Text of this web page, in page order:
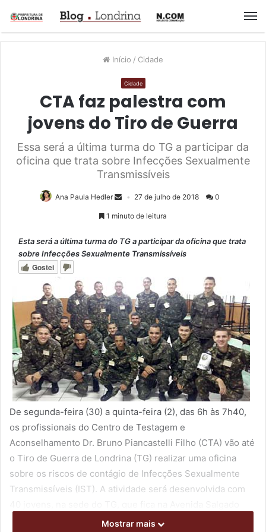
Início / Cidade
Cidade
CTA faz palestra com
jovens do Tiro de Guerra
Essa será a última turma do TG a participar da
oficina que trata sobre Infecções Sexualmente
Transmissíveis
Ana Paula Hedler 27 de julho de 2018 0
1 minuto de leitura
Esta será a última turma do TG a participar da oficina que trata
sobre Infecções Sexualmente Transmissíveis
Gostei
De segunda-feira (30) a quinta-feira (2), das 6h às 7h40,
os profissionais do Centro de Testagem e
Aconselhamento Dr. Bruno Piancastelli Filho (CTA) vão até
o Tiro de Guerra de Londrina (TG) realizar uma oficina
sobre os riscos de contágio de Infecções Sexualmente
Transmissíveis (IST). A atividade será desenvolvida com
Filho, 1334, no Jardim Califórnia.
Mostrar mais